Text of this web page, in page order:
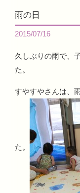
雨の日
2015/07/16
久しぶりの雨で、
た。
すやすやさんは、
た。